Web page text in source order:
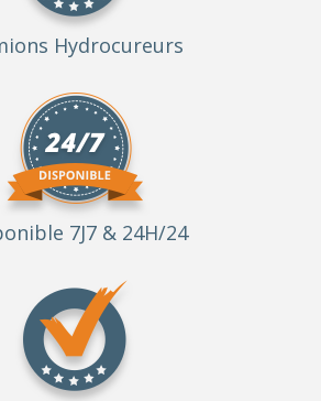
Hydrocureurs
7J7 & 24H/24